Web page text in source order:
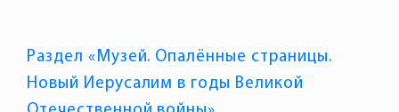
Раздел «Музей. Опалённые страницы.
Новый Иерусалим в годы Великой